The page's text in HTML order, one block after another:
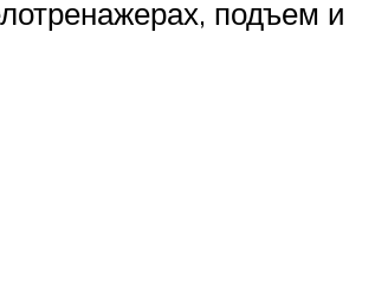
подъем и